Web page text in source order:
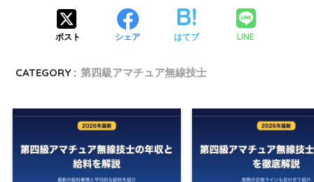
ポスト シェア はてブ LINE
CATEGORY : 第四級アマチュア無線技士